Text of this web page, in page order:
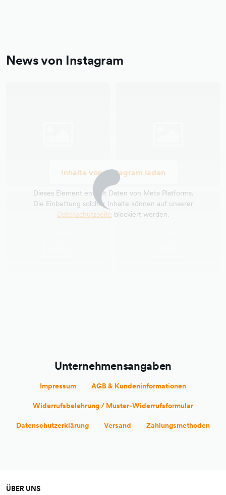
News von Instagram
Inhalte von Instagram laden
Dieses Element enthält Daten von Meta Platforms.
Die Einbettung solcher Inhalte können auf unserer
Datenschutzseite blockiert werden.
Unternehmensangaben
Impressum AGB & Kundeninformationen
Widerrufsbelehrung / Muster-Widerrufsformular
Datenschutzerklärung Versand Zahlungsmethoden
ÜBER UNS